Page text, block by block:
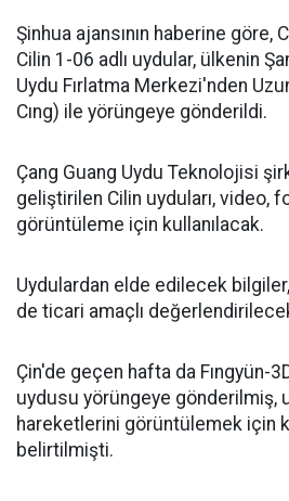
Şinhua ajansının haberine göre,
Cilin 1-06 adlı uydular, ülkenin
Uydu Fırlatma Merkezi'nden
Cıng) ile yörüngeye gönderildi.
Çang Guang Uydu Teknolojisi
geliştirilen Cilin uyduları, video,
görüntüleme için kullanılacak.
Uydulardan elde edilecek
de ticari amaçlı
Çin'de geçen hafta da Fıngyün-
uydusu yörüngeye gönderilmiş,
hareketlerini görüntülemek için
belirtilmişti.